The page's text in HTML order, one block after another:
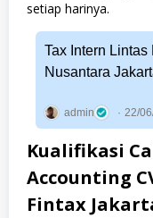
setiap harinya.
Tax Intern Lintas
Nusantara
admin 22/
Kualifikasi
Accounting
Fintax